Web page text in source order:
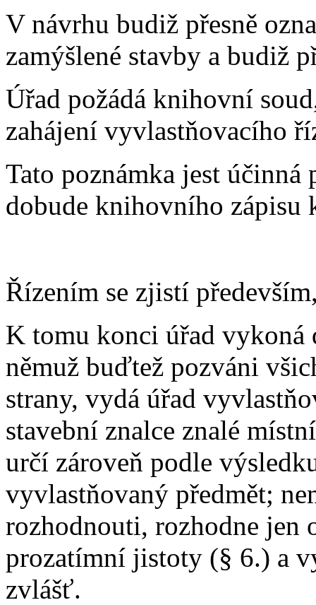
V návrhu budiž přesně
zamýšlené stavby a budiž
Úřad požádá knihovní
zahájení vyvlastňovacího
Tato poznámka jest
dobude knihovního zápisu
Řízením se zjistí
K tomu konci úřad vykoná
němuž buďtež pozváni
strany, vydá úřad
stavební znalce znalé
určí zároveň podle
vyvlastňovaný předmět;
rozhodnouti, rozhodne jen
prozatímní jistoty (§ 6.) a
zvlášť.